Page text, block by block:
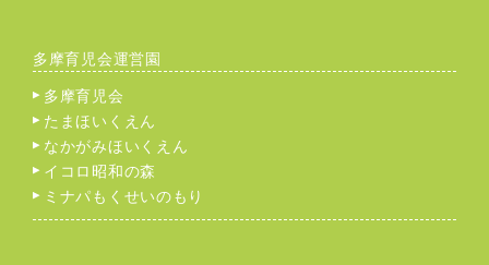
多摩育児会運営園
多摩育児会
たまほいくえん
なかがみほいくえん
イコロ昭和の森
ミナパもくせいのもり